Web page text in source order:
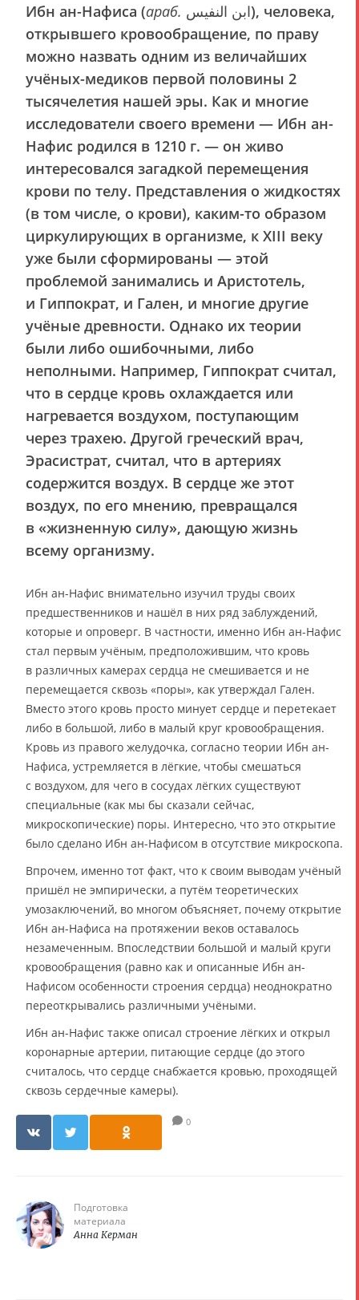
Ибн ан-Нафиса (араб.
открывшего кровообращение, по праву
можно назвать одним из величайших
учёных-медиков первой половины 2
тысячелетия нашей эры. Как и многие
исследователи своего времени — Ибн ан-
Нафис родился в 1210 г. — он живо
интересовался загадкой перемещения
крови по телу. Представления о жидкостях
(в том числе, о крови), каким-то образом
циркулирующих в организме, к XIII веку
уже были сформированы — этой
проблемой занимались и Аристотель,
и Гиппократ, и Гален, и многие другие
учёные древности. Однако их теории
были либо ошибочными, либо
неполными. Например, Гиппократ считал,
что в сердце кровь охлаждается или
нагревается воздухом, поступающим
через трахею. Другой греческий врач,
Эрасистрат, считал, что в артериях
содержится воздух. В сердце же этот
воздух, по его мнению, превращался
в «жизненную силу», дающую жизнь
всему организму.
Ибн ан-Нафис внимательно изучил труды своих
предшественников и нашёл в них ряд заблуждений,
которые и опроверг. В частности, именно Ибн ан-Нафис
стал первым учёным, предположившим, что кровь
в различных камерах сердца не смешивается и не
перемещается сквозь «поры», как утверждал Гален.
Вместо этого кровь просто минует сердце и перетекает
либо в большой, либо в малый круг кровообращения.
Кровь из правого желудочка, согласно теории Ибн ан-
Нафиса, устремляется в лёгкие, чтобы смешаться
с воздухом, для чего в сосудах лёгких существуют
специальные (как мы бы сказали сейчас,
микроскопические) поры. Интересно, что это открытие
было сделано Ибн ан-Нафисом в отсутствие микроскопа.
Впрочем, именно тот факт, что к своим выводам учёный
пришёл не эмпирически, а путём теоретических
умозаключений, во многом объясняет, почему открытие
Ибн ан-Нафиса на протяжении веков оставалось
незамеченным. Впоследствии большой и малый круги
кровообращения (равно как и описанные Ибн ан-
Нафисом особенности строения сердца) неоднократно
переоткрывались различными учёными.
Ибн ан-Нафис также описал строение лёгких и открыл
коронарные артерии, питающие сердце (до этого
считалось, что сердце снабжается кровью, проходящей
сквозь сердечные камеры).
0
Подготовка
материала
Анна Керман